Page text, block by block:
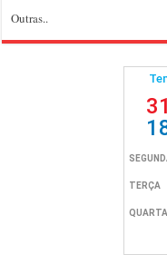
Outras..